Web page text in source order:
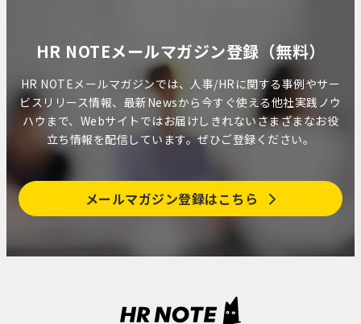
HR NOTEメールマガジン登録（無料）
HR NOTEメールマガジンでは、人事/HRに関する事例やサー
ビスリリース情報、最新Newsから今すぐ使える他社実践ノウ
ハウまで、Webサイトではお届けしきれないさまざまなお役
立ち情報を配信しています。ぜひご登録ください。
メールマガジン登録はこちら